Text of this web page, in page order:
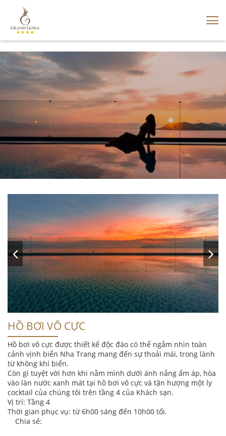
VI EN RU CN KO
HỒ BƠI VÔ CỰC
Hồ bơi vô cực được thiết kế độc đáo có thể ngắm nhìn toàn
cảnh vịnh biển Nha Trang mang đến sự thoải mái, trong lành
từ không khí biển.
Còn gì tuyệt vời hơn khi nằm mình dưới ánh nắng ấm áp, hòa
vào làn nước xanh mát tại hồ bơi vô cực và tận hượng một ly
cocktail của chúng tôi trên tầng 4 của Khách sạn.
Vị trí: Tầng 4
Thời gian phục vụ: từ 6h00 sáng đến 10h00 tối.
Chia sẻ: